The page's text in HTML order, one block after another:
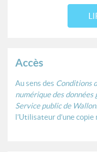
Accès
Au sens des Conditions
numérique des
Service public de
l’Utilisateurd’unecopie